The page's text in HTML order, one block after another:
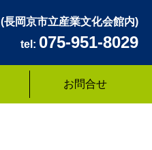
(長岡京市立産業文化会館内)
tel: 075-951-8029
お問合せ